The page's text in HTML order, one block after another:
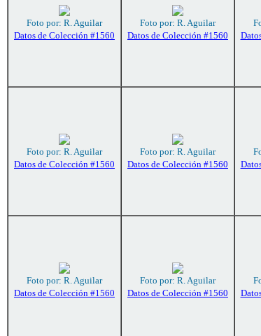
Foto por: R. Aguilar
Datos de Colección #1560
Foto por: R. Aguilar
Datos de Colección #1560
Foto por: R. Aguilar
Datos de Colección #1560
Foto por: R. Aguilar
Datos de Colección #1560
Foto por: R. Aguilar
Datos de Colección #1560
Foto por: R. Aguilar
Datos de Colección #1560